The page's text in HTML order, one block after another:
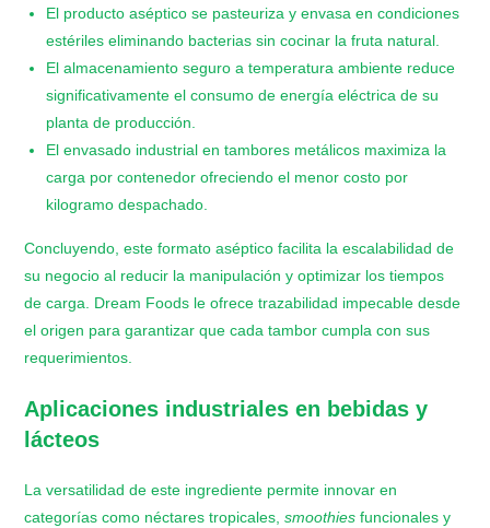
​El producto aséptico se pasteuriza y envasa en condiciones
estériles eliminando bacterias sin cocinar la fruta natural.
​El almacenamiento seguro a temperatura ambiente reduce
significativamente el consumo de energía eléctrica de su
planta de producción.
​El envasado industrial en tambores metálicos maximiza la
carga por contenedor ofreciendo el menor costo por
kilogramo despachado.
Concluyendo, este formato aséptico facilita la escalabilidad de
su negocio al reducir la manipulación y optimizar los tiempos
de carga. Dream Foods le ofrece trazabilidad impecable desde
el origen para garantizar que cada tambor cumpla con sus
requerimientos.
​Aplicaciones industriales en bebidas y
lácteos
La versatilidad de este ingrediente permite innovar en
categorías como néctares tropicales,smoothies funcionales y